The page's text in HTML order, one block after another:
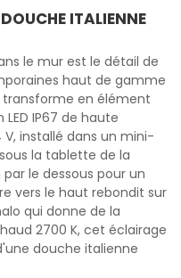
ITALIENNE
le mur est le détail de
haut de gamme
transforme en élément
IP67 de haute
V, installé dans un mini-
la tablette de la
le dessous pour un
vers le haut rebondit sur
qui donne de la
2700 K, cet éclairage
douche italienne